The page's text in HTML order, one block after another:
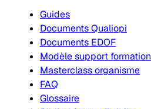
Guides
Documents Qualiopi
Documents EDOF
Modèle support formation
Masterclass organisme
FAQ
Glossaire